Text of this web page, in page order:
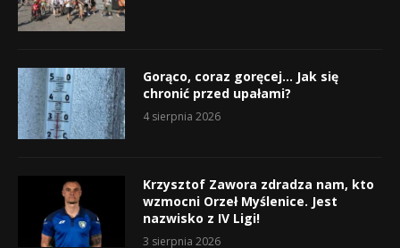
Gorąco, coraz goręcej… Jak się
chronić przed upałami?
4 sierpnia 2026
Krzysztof Zawora zdradza nam, kto
wzmocni Orzeł Myślenice. Jest
nazwisko z IV Ligi!
3 sierpnia 2026